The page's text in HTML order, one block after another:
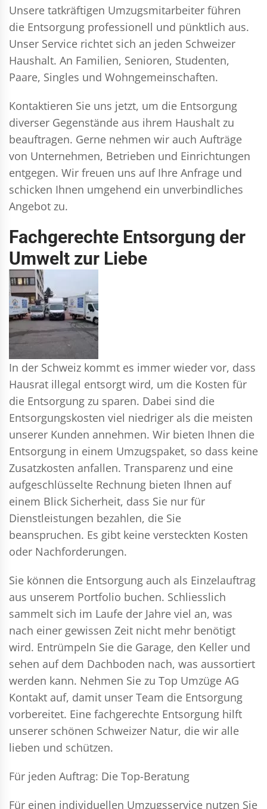
Unsere tatkräftigen Umzugsmitarbeiter führen
die Entsorgung professionell und pünktlich aus.
Unser Service richtet sich an jeden Schweizer
Haushalt. An Familien, Senioren, Studenten,
Paare, Singles und Wohngemeinschaften.
Kontaktieren Sie uns jetzt, um die Entsorgung
diverser Gegenstände aus ihrem Haushalt zu
beauftragen. Gerne nehmen wir auch Aufträge
von Unternehmen, Betrieben und Einrichtungen
entgegen. Wir freuen uns auf Ihre Anfrage und
schicken Ihnen umgehend ein unverbindliches
Angebot zu.
Fachgerechte Entsorgung der
Umwelt zur Liebe
In der Schweiz kommt es immer wieder vor, dass
Hausrat illegal entsorgt wird, um die Kosten für
die Entsorgung zu sparen. Dabei sind die
Entsorgungskosten viel niedriger als die meisten
unserer Kunden annehmen. Wir bieten Ihnen die
Entsorgung in einem Umzugspaket, so dass keine
Zusatzkosten anfallen. Transparenz und eine
aufgeschlüsselte Rechnung bieten Ihnen auf
einem Blick Sicherheit, dass Sie nur für
Dienstleistungen bezahlen, die Sie
beanspruchen. Es gibt keine versteckten Kosten
oder Nachforderungen.
Sie können die Entsorgung auch als Einzelauftrag
aus unserem Portfolio buchen. Schliesslich
sammelt sich im Laufe der Jahre viel an, was
nach einer gewissen Zeit nicht mehr benötigt
wird. Entrümpeln Sie die Garage, den Keller und
sehen auf dem Dachboden nach, was aussortiert
werden kann. Nehmen Sie zu Top Umzüge AG
Kontakt auf, damit unser Team die Entsorgung
vorbereitet. Eine fachgerechte Entsorgung hilft
unserer schönen Schweizer Natur, die wir alle
lieben und schützen.
Für jeden Auftrag: Die Top-Beratung
Für einen individuellen Umzugsservice nutzen Sie